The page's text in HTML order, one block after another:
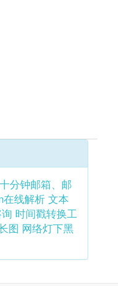
分钟邮箱、邮
在线解析 文本
时间戳转换工
图 网络灯下黑